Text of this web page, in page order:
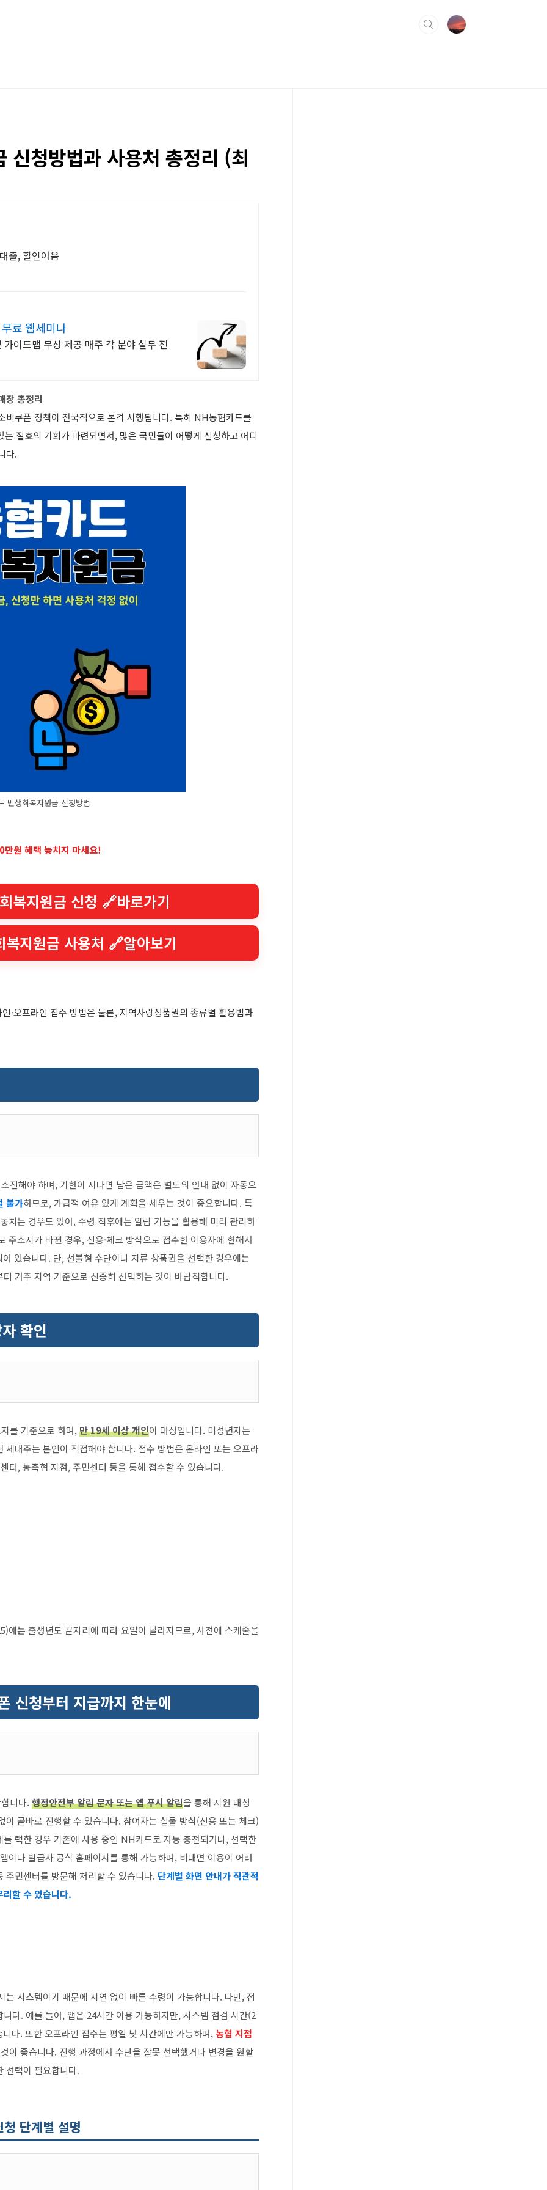
신청방법과 사용처 총정리 (최
출, 할인어음
료 웹세미나
이드맵 무상 제공 매주 각 분야 실무 전
장 총정리
쿠폰 정책이 전국적으로 본격 시행됩니다. 특히 NH농협카드를
절호의 기회가 마련되면서, 많은 국민들이 어떻게 신청하고 어디
다.
민생회복지원금 신청방법
만원 혜택 놓치지 마세요!
복지원금 신청 🔗바로가기
지원금 사용처 🔗알아보기
·오프라인 접수 방법은 물론, 지역사랑상품권의 종류별 활용법과
진해야 하며, 기한이 지나면 남은 금액은 별도의 안내 없이 자동으
불가하므로, 가급적 여유 있게 계획을 세우는 것이 중요합니다. 특
치는 경우도 있어, 수령 직후에는 알람 기능을 활용해 미리 관리하
소지가 바뀐 경우, 신용·체크 방식으로 접수한 이용자에 한해서
어 있습니다. 단, 선불형 수단이나 지류 상품권을 선택한 경우에는
거주 지역 기준으로 신중히 선택하는 것이 바람직합니다.
확인
를 기준으로 하며,만 19세 이상 개인이 대상입니다. 미성년자는
대주는 본인이 직접해야 합니다. 접수 방법은 온라인 또는 오프라
터, 농축협 지점, 주민센터 등을 통해 접수할 수 있습니다.
에는 출생년도 끝자리에 따라 요일이 달라지므로, 사전에 스케줄을
신청부터 지급까지 한눈에
니다. 행정안전부 알림 문자 또는 앱 푸시 알림을 통해 지원 대상
곧바로 진행할 수 있습니다. 참여자는 실물 방식(신용 또는 체크)
택한 경우 기존에 사용 중인 NH카드로 자동 충전되거나, 선택한
나 발급사 공식 홈페이지를 통해 가능하며, 비대면 이용이 어려
주민센터를 방문해 처리할 수 있습니다. 단계별 화면 안내가 직관적
리할 수 있습니다.
시스템이기 때문에 지연 없이 빠른 수령이 가능합니다. 다만, 접
다. 예를 들어, 앱은 24시간 이용 가능하지만, 시스템 점검 시간(2
다. 또한 오프라인 접수는 평일 낮 시간에만 가능하며,농협 지점
이 좋습니다. 진행 과정에서 수단을 잘못 선택했거나 변경을 원할
선택이 필요합니다.
단계별 설명